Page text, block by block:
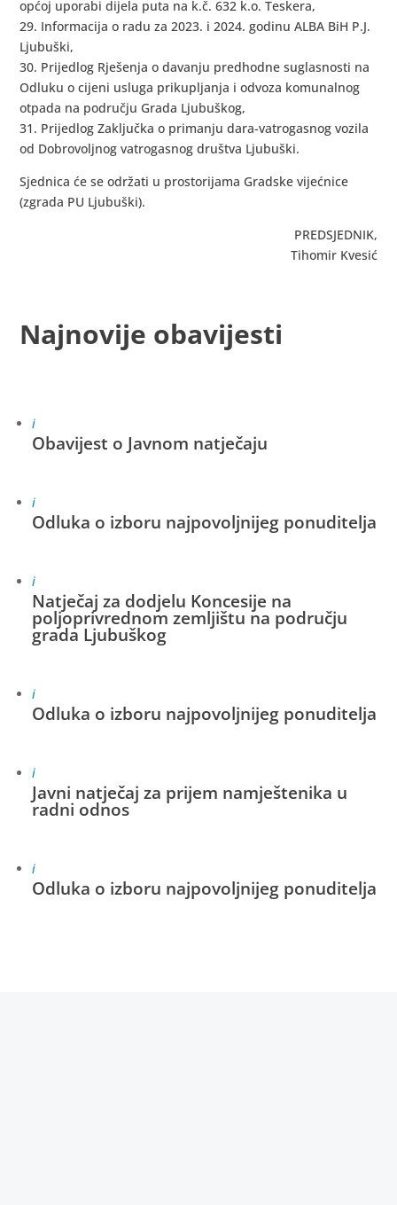
općoj uporabi dijela puta na k.č. 632 k.o. Teskera,
29. Informacija o radu za 2023. i 2024. godinu ALBA BiH P.J.
Ljubuški,
30. Prijedlog Rješenja o davanju predhodne suglasnosti na
Odluku o cijeni usluga prikupljanja i odvoza komunalnog
otpada na području Grada Ljubuškog,
31. Prijedlog Zaključka o primanju dara-vatrogasnog vozila
od Dobrovoljnog vatrogasnog društva Ljubuški.
Sjednica će se održati u prostorijama Gradske vijećnice
(zgrada PU Ljubuški).
PREDSJEDNIK,
Tihomir Kvesić
Najnovije obavijesti
i
Obavijest o Javnom natječaju
i
Odluka o izboru najpovoljnijeg ponuditelja
i
Natječaj za dodjelu Koncesije na
poljoprivrednom zemljištu na području
grada Ljubuškog
i
Odluka o izboru najpovoljnijeg ponuditelja
i
Javni natječaj za prijem namještenika u
radni odnos
i
Odluka o izboru najpovoljnijeg ponuditelja